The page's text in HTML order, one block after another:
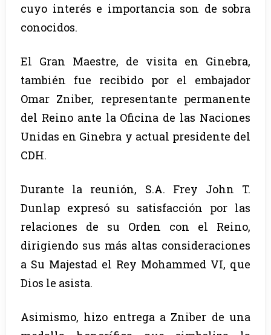
cuyo interés e importancia son de sobra
conocidos.
El Gran Maestre, de visita en Ginebra,
también fue recibido por el embajador
Omar Zniber, representante permanente
del Reino ante la Oficina de las Naciones
Unidas en Ginebra y actual presidente del
CDH.
Durante la reunión, S.A. Frey John T.
Dunlap expresó su satisfacción por las
relaciones de su Orden con el Reino,
dirigiendo sus más altas consideraciones
a Su Majestad el Rey Mohammed VI, que
Dios le asista.
Asimismo, hizo entrega a Zniber de una